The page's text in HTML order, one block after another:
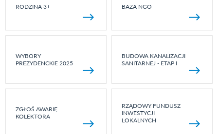
RODZINA 3+ BAZA NGO
WYBORY
PREZYDENCKIE 2025
BUDOWA KANALIZACJI
SANITARNEJ - ETAP I
ZGŁOŚ AWARIĘ
KOLEKTORA
RZĄDOWY FUNDUSZ
INWESTYCJI
LOKALNYCH